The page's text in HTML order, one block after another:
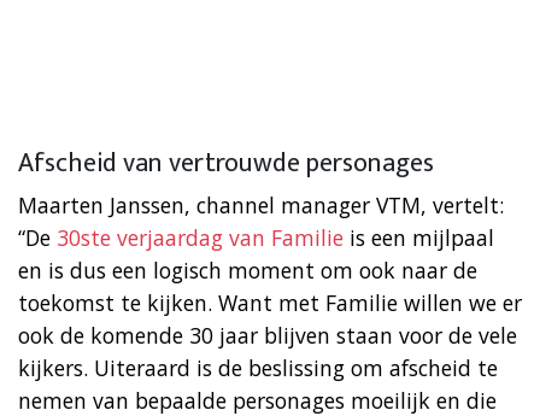
Afscheid van vertrouwde personages
Maarten Janssen, channel manager VTM, vertelt:
“De 30ste verjaardag van Familie is een mijlpaal
en is dus een logisch moment om ook naar de
toekomst te kijken. Want met Familie willen we er
ook de komende 30 jaar blijven staan voor de vele
kijkers. Uiteraard is de beslissing om afscheid te
nemen van bepaalde personages moeilijk en die